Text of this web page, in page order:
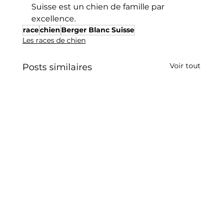
Suisse est un chien de famille par
excellence.
racechien Berger Blanc Suisse
Les races de chien
Posts similaires Voir tout